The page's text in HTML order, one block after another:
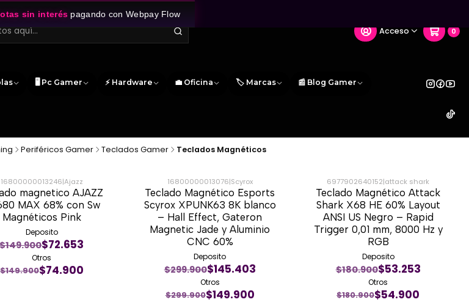
Acceso 0
🖥️ Pc Gamer ⚡ Hardware 💼 Oficina 🏷️ Marcas 📰 Blog Gamer
sin interés pagando con Webpay Flow
Periféricos Gamer Teclados Gamer Teclados Magnéticos
16800000013246|Ajazz
magnetico AJAZZ
MAX 68% con Sw
Magnéticos Pink
Deposito
$149.900$72.653
Otros
$149.900$74.900
-50%
16800000013076|Scyrox
Teclado Magnético Esports
Scyrox XPUNK63 8K blanco
– Hall Effect, Gateron
Magnetic Jade y Aluminio
CNC 60%
Deposito
$299.900$145.403
Otros
$299.900$149.900
-70%
6977902640152|attack shark
Teclado Magnético Attack
Shark X68 HE 60% Layout
ANSI US Negro – Rapid
Trigger 0,01 mm, 8000 Hz y
RGB
Deposito
$180.900$53.253
Otros
$180.900$54.900